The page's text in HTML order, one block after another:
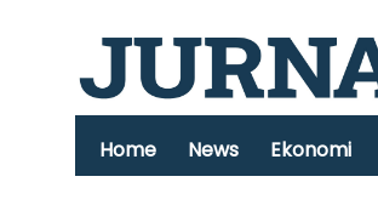
Home News Ekonomi